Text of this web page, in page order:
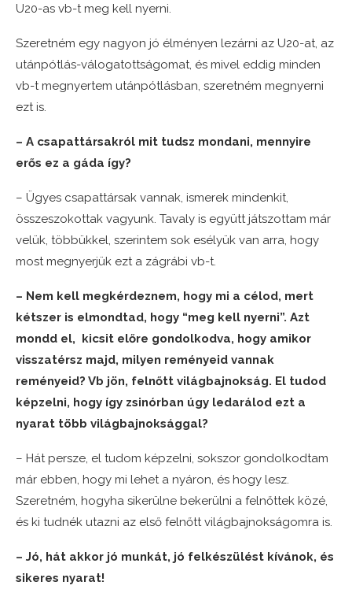
U20-as vb-t meg kell nyerni.
Szeretném egy nagyon jó élményen lezárni az U20-at, az
utánpótlás-válogatottságomat, és mivel eddig minden
vb-t megnyertem utánpótlásban, szeretném megnyerni
ezt is.
– A csapattársakról mit tudsz mondani, mennyire
erős ez a gáda így?
– Ügyes csapattársak vannak, ismerek mindenkit,
összeszokottak vagyunk. Tavaly is együtt játszottam már
velük, többükkel, szerintem sok esélyük van arra, hogy
most megnyerjük ezt a zágrábi vb-t.
– Nem kell megkérdeznem, hogy mi a célod, mert
kétszer is elmondtad, hogy “meg kell nyerni”. Azt
mondd el, kicsit előre gondolkodva, hogy amikor
visszatérsz majd, milyen reményeid vannak
reményeid? Vb jön, felnőtt világbajnokság. El tudod
képzelni, hogy így zsinórban úgy ledarálod ezt a
nyarat több világbajnoksággal?
– Hát persze, el tudom képzelni, sokszor gondolkodtam
már ebben, hogy mi lehet a nyáron, és hogy lesz.
Szeretném, hogyha sikerülne bekerülni a felnőttek közé,
és ki tudnék utazni az első felnőtt világbajnokságomra is.
– Jó, hát akkor jó munkát, jó felkészülést kívánok, és
sikeres nyarat!